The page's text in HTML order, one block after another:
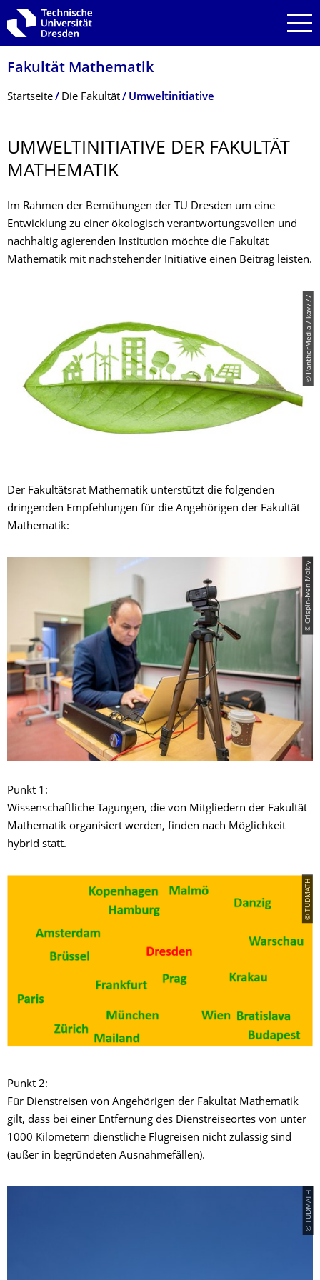
Zur Hauptnavigation springen
Zur Suche springen
Zum Inhalt springen
Fakultät Mathematik
Breadcrumb-Menü
Startseite Die Fakultät Umweltinitiative
UMWELTINITIATI­VE DER FAKULTÄT
MATHEMATIK
Im Rahmen der Bemühungen der TU Dresden um eine
Entwicklung zu einer ökologisch verantwortungsvollen und
nachhaltig agierenden Institution möchte die Fakultät
Mathematik mit nachstehender Initiative einen Beitrag leisten.
© PantherMedia / kav777
Der Fakultätsrat Mathematik unterstützt die folgenden
dringenden Empfehlungen für die Angehörigen der Fakultät
Mathematik:
© Crispin-Iven Mokry
Punkt 1:
Wissenschaftliche Tagungen, die von Mitgliedern der Fakultät
Mathematik organisiert werden, finden nach Möglichkeit
hybrid statt.
© TUDMATH
Punkt 2:
Für Dienstreisen von Angehörigen der Fakultät Mathematik
gilt, dass bei einer Entfernung des Dienstreiseortes von unter
1000 Kilometern dienstliche Flugreisen nicht zulässig sind
(außer in begründeten Ausnahmefällen).
© TUDMATH